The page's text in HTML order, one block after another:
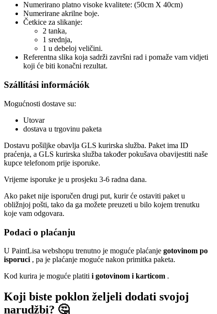
Numerirano platno visoke kvalitete: (50cm X 40cm)
Numerirane akrilne boje.
Četkice za slikanje:
2 tanka,
1 srednja,
1 u debeloj veličini.
Referentna slika koja sadrži završni rad i pomaže vam vidjeti
koji će biti konačni rezultat.
Szállítási információk
Mogućnosti dostave su:
Utovar
dostava u trgovinu paketa
Dostavu pošiljke obavlja GLS kurirska služba. Paket ima ID
praćenja, a GLS kurirska služba također pokušava obavijestiti naše
kupce telefonom prije isporuke.
Vrijeme isporuke je u prosjeku 3-6 radna dana.
Ako paket nije isporučen drugi put, kurir će ostaviti paket u
obližnjoj pošti, tako da ga možete preuzeti u bilo kojem trenutku
koje vam odgovara.
Podaci o plaćanju
U PaintLisa webshopu trenutno je moguće plaćanje gotovinom po
isporuci , pa je plaćanje moguće nakon primitka paketa.
Kod kurira je moguće platiti i gotovinom i karticom .
Koji biste poklon željeli dodati svojoj
narudžbi? 🤔